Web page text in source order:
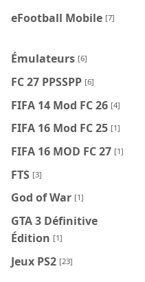
eFootball Mobile [7]
Émulateurs [6]
FC 27 PPSSPP [6]
FIFA 14 Mod FC 26 [4]
FIFA 16 Mod FC 25 [1]
FIFA 16 MOD FC 27 [1]
FTS [3]
God of War [1]
GTA 3 Définitive
Édition [1]
Jeux PS2 [23]